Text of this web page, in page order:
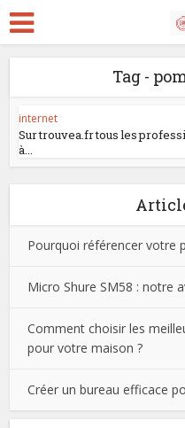
Tag -
internet
Sur trouvea.fr tous les
à...
Pourquoi référencer votre
Micro Shure SM58 : notre
Comment choisir les
pour votre maison ?
Créer un bureau efficace